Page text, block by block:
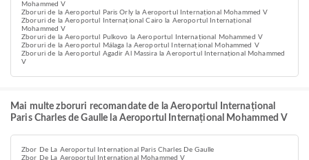
Mohammed V
Zboruri de la Aeroportul Paris Orly la Aeroportul Internațional Mohammed V
Zboruri de la Aeroportul Internațional Cairo la Aeroportul Internațional
Mohammed V
Zboruri de la Aeroportul Pulkovo la Aeroportul Internațional Mohammed V
Zboruri de la Aeroportul Málaga la Aeroportul Internațional Mohammed V
Zboruri de la Aeroportul Agadir Al Massira la Aeroportul Internațional Mohammed
V
Mai multe zboruri recomandate de la Aeroportul Internațional
Paris Charles de Gaulle la Aeroportul Internațional Mohammed V
Zbor De La Aeroportul Internațional Paris Charles De Gaulle
Zbor De La Aeroportul Internațional Mohammed V